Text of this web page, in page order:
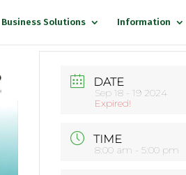
Business Solutions Information
DATE
Sep 18 - 19 2024
Expired!
TIME
8:00 am - 5:00 pm